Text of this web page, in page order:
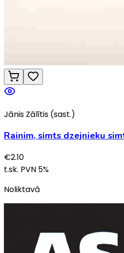
Jānis Zālītis (sast.)
Rainim, simts dzejnieku
€2.10
t.sk. PVN 5%
Noliktavā